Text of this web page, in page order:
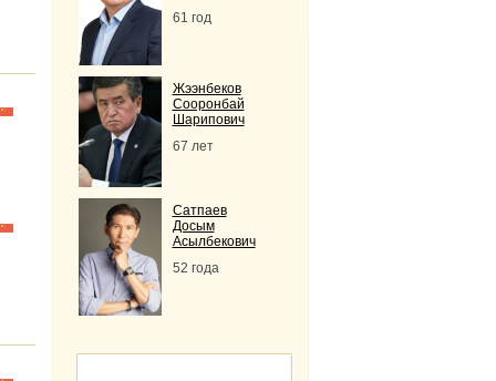
61 год
Жээнбеков
Сооронбай
Шарипович
67 лет
Сатпаев
Досым
Асылбекович
52 года